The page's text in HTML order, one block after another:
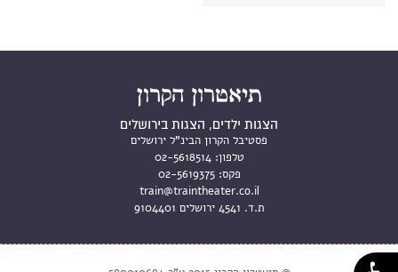
הצגות ילדים, הצגות בירושלים
פסטיבל הקרון הבינ"ל ירושלים
טלפון: 02-5618514
פקס: 02-5619375
train@traintheater.co.il
ת.ד. 4541 ירושלים 9104401